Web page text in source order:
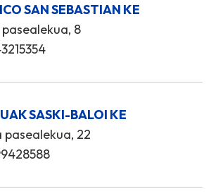
SAN SEBASTIAN KE
8
SASKI-BALOI KE
22